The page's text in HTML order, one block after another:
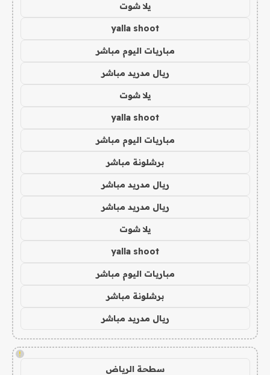
يلا شوت
yalla shoot
مباريات اليوم مباشر
ريال مدريد مباشر
يلا شوت
yalla shoot
مباريات اليوم مباشر
برشلونة مباشر
ريال مدريد مباشر
ريال مدريد مباشر
يلا شوت
yalla shoot
مباريات اليوم مباشر
برشلونة مباشر
ريال مدريد مباشر
!
سطحة الرياض